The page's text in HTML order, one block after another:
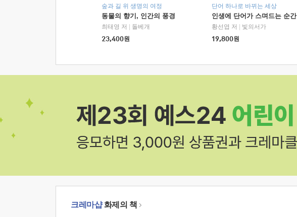
숲과 길 위 생명의 여정
동물의 향기, 인간의 풍경
최태영 저
돌베개
23,400원
단어 하나로 바뀌는 세상
인생에 단어가 스며드는 순간
황선엽 저
빛의서가
19,800원
크레마샵화제의 책